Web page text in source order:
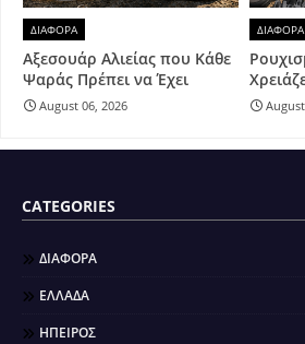
ΔΙΑΦΟΡΑ
Αξεσουάρ Αλιείας που Κάθε
Ψαράς Πρέπει να Έχει
August 06, 2026
ΔΙΑΦΟΡΑ
CATEGORIES
ΔΙΑΦΟΡΑ
ΕΛΛΑΔΑ
ΗΠΕΙΡΟΣ